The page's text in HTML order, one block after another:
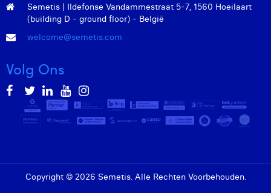
Semetis | Ildefonse Vandammestraat 5-7, 1560 Hoeilaart
(building D - ground floor) - België
welcome@semetis.com
Volg Ons
Copyright © 2026 Semetis. Alle Rechten Voorbehouden.